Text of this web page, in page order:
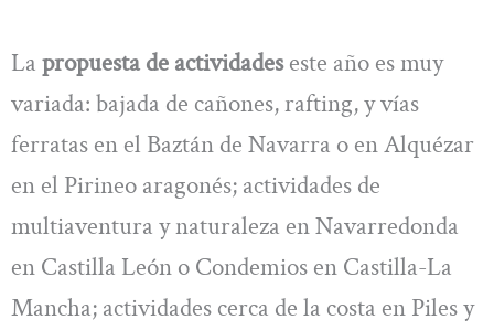
La propuesta de actividadeseste año es muy
variada: bajada de cañones, rafting, y vías
ferratas en el Baztán de Navarra o en Alquézar
en el Pirineo aragonés; actividades de
multiaventura y naturaleza en Navarredonda
en Castilla León o Condemios en Castilla-La
Mancha; actividades cerca de la costa en Piles y